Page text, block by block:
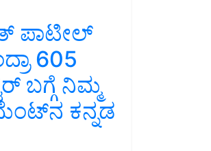
ಪಾಟೀಲ್
605
ಬಗ್ಗೆ ನಿಮ್ಮ
ಕನ್ನಡ